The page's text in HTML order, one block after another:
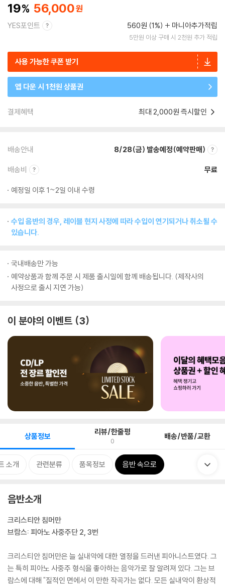
19 56,000
YES포인트 560원 (1%) 마니아추가적립
5만원 이상 구매 시 2천원 추가 적립
사용 가능한 쿠폰 받기
앱 다운 시 1천원 상품권
결제혜택 최대 2,000원 즉시할인
배송안내 8/28(금) 발송예정(예약판매)
배송비 무료
예정일 이후 1~2일 이내 수령
수입 음반의 경우, 레이블 현지 사정에 따라 수입이 연기되거나 취소될 수
있습니다.
국내배송만 가능
예약상품과 함께 주문 시 제품 출시일에 함께 배송됩니다. (제작사의
사정으로 출시 지연 가능)
이 분야의 이벤트 3
상품정보 리뷰/한줄평
0 배송/반품/교환
소개 관련분류 품목정보 음반 속으로
음반소개
크리스티안 침머만
브람스: 피아노 사중주단 2, 3번
크리스티안 침머만은 늘 실내악에 대한 열정을 드러낸 피아니스트였다. 그
는 특히 피아노 사중주 형식을 좋아하는 음악가로 잘 알려져 있다. 그는 브
람스에 대해 "질적인 면에서 이 만한 작곡가는 없다. 모든 실내악이 환상적